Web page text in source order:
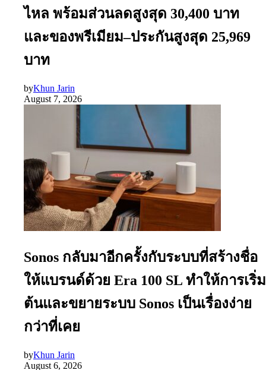
ไหล พร้อมส่วนลดสูงสุด 30,400 บาท
และของพรีเมียม–ประกันสูงสุด 25,969
บาท
byKhun Jarin
August 7, 2026
Sonos กลับมาอีกครั้งกับระบบที่สร้างชื่อ
ให้แบรนด์ด้วย Era 100 SL ทำให้การเริ่ม
ต้นและขยายระบบ Sonos เป็นเรื่องง่าย
กว่าที่เคย
byKhun Jarin
August 6, 2026